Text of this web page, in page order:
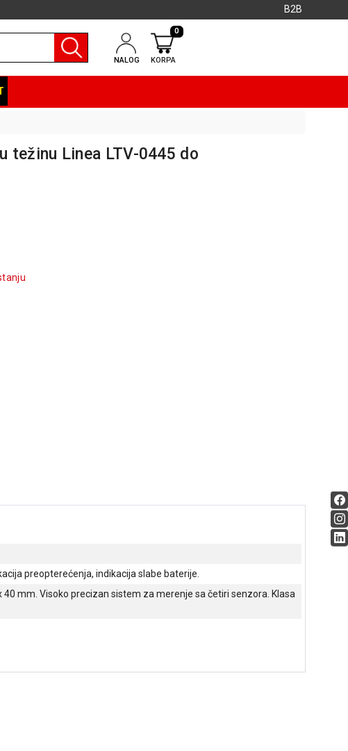
B2B
NALOG KORPA
0
težinu Linea LTV-0445 do
preopterećenja, indikacija slabe baterije.
40 mm. Visoko precizan sistem za merenje sa četiri senzora. Klasa